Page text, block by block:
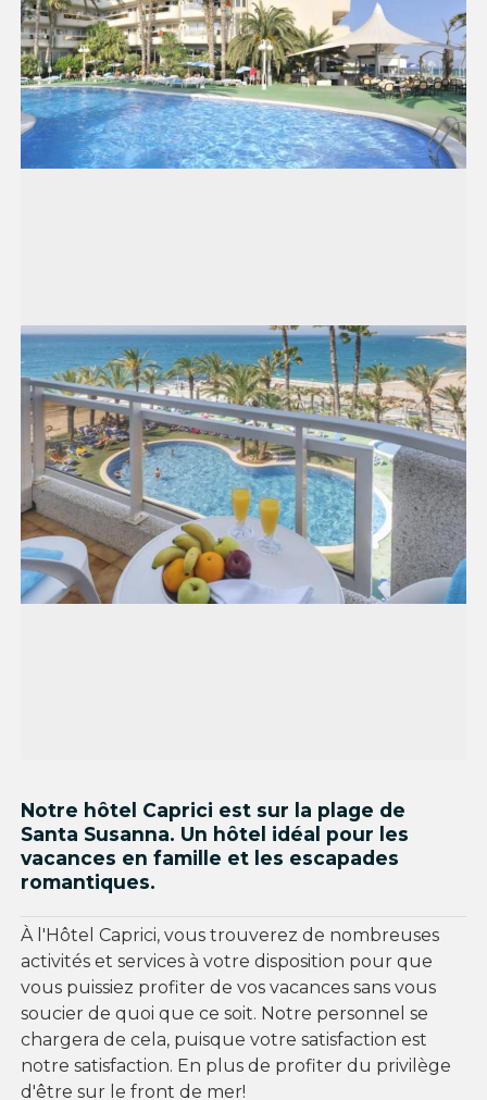
Notre hôtel Caprici est sur la plage de
Santa Susanna. Un hôtel idéal pour les
vacances en famille et les escapades
romantiques.
À l'Hôtel Caprici, vous trouverez de nombreuses
activités et services à votre disposition pour que
vous puissiez profiter de vos vacances sans vous
soucier de quoi que ce soit. Notre personnel se
chargera de cela, puisque votre satisfaction est
notre satisfaction. En plus de profiter du privilège
d'être sur le front de mer!